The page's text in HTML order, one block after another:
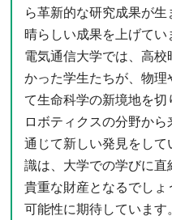
ら革新的な研究成果が
晴らしい成果を上げてい
電気通信大学では、高
かった学生たちが、物
て生命科学の新境地を
ロボティクスの分野か
通じて新しい発見をし
識は、大学での学びに
貴重な財産となるでし
可能性に期待していま